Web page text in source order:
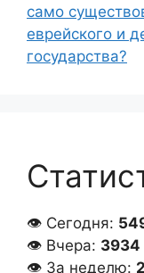
само
еврейского и
государства?
👁 Сегодня:
👁 Вчера: 3934
👁 За неделю: